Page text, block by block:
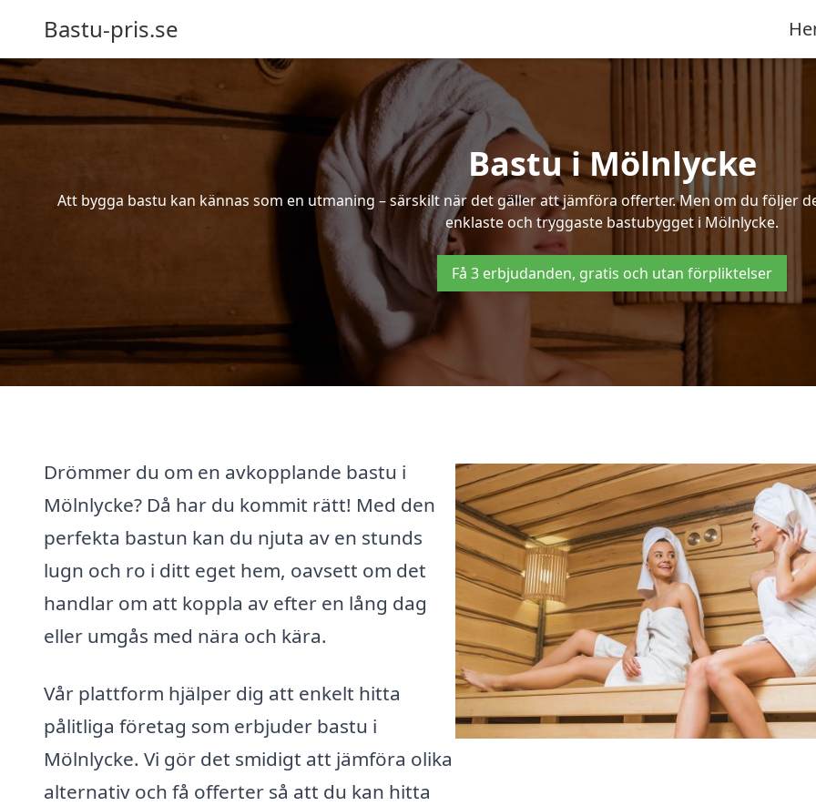
Bastu-pris.se
Bastu i Mölnlycke
Att bygga bastu kan kännas som en utmaning – särskilt när det gäller att jämföra offerter. Men om du följer
enklaste och tryggaste bastubygget i Mölnlycke.
Få 3 erbjudanden, gratis och utan förpliktelser
Drömmer du om en avkopplande bastu i
Mölnlycke? Då har du kommit rätt! Med den
perfekta bastun kan du njuta av en stunds
lugn och ro i ditt eget hem, oavsett om det
handlar om att koppla av efter en lång dag
eller umgås med nära och kära.
Vår plattform hjälper dig att enkelt hitta
pålitliga företag som erbjuder bastu i
Mölnlycke. Vi gör det smidigt att jämföra olika
alternativ och få offerter så att du kan hitta